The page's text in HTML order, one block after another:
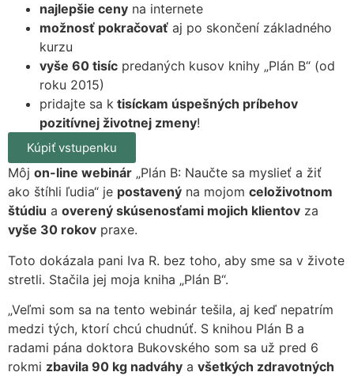
najlepšie ceny na internete
možnosť pokračovať aj po skončení základného
kurzu
vyše 60 tisíc predaných kusov knihy „Plán B“ (od
roku 2015)
pridajte sa k tisíckam úspešných príbehov
pozitívnej životnej zmeny!
Kúpiť vstupenku
Môj on-line webinár „Plán B: Naučte sa myslieť a žiť
ako štíhli ľudia“ je postavený na mojom celoživotnom
štúdiu a overený skúsenosťami mojich klientov za
vyše 30 rokov praxe.
Toto dokázala pani Iva R. bez toho, aby sme sa v živote
stretli. Stačila jej moja kniha „Plán B“.
„Veľmi som sa na tento webinár tešila, aj keď nepatrím
medzi tých, ktorí chcú chudnúť. S knihou Plán B a
radami pána doktora Bukovského som sa už pred 6
rokmi zbavila 90 kg nadváhy a všetkých zdravotných